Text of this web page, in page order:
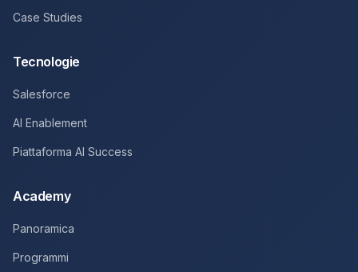
Case Studies
Tecnologie
Salesforce
AI Enablement
Piattaforma AI Success
Academy
Panoramica
Programmi